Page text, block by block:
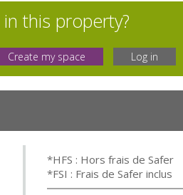
this property?
Create my space Log in
*HFS : Hors frais de Safer
*FSI : Frais de Safer inclus